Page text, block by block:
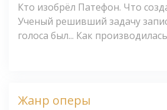
Кто изобрёл Патефон. Что
Ученый решивший задачу
голоса был... Как
Жанр оперы